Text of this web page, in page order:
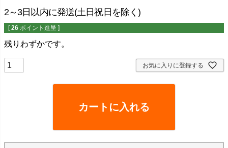
2～3日以内に発送(土日祝日を除く)
[ 26 ポイント進呈 ]
残りわずかです。
お気に入りに登録する
カートに入れる